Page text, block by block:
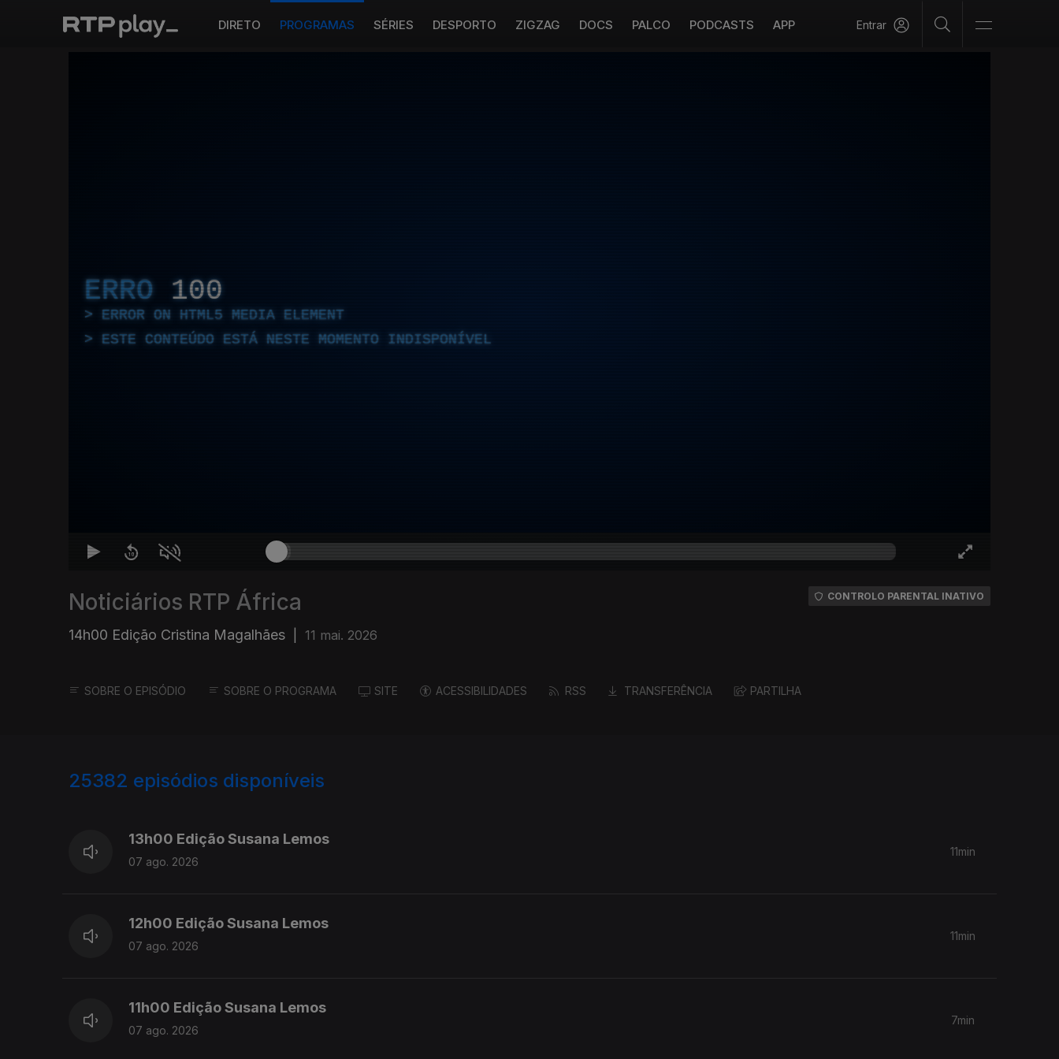
DIRETO PROGRAMAS SÉRIES DESPORTO ZIGZAG DOCS PALCO PODCASTS APP Entrar
ERRO 100
ERROR ON HTML5 MEDIA ELEMENT
ESTE CONTEÚDO ESTÁ NESTE MOMENTO INDISPONÍVEL
Noticiários RTP África
14h00 Edição Cristina Magalhães 11 mai. 2026
CONTROLO PARENTAL INATIVO
SOBRE O EPISÓDIO SOBRE O PROGRAMA SITE ACESSIBILIDADES RSS TRANSFERÊNCIA PARTILHA
25382 episódios disponíveis
13h00 Edição Susana Lemos
07 ago. 2026
11min
12h00 Edição Susana Lemos
07 ago. 2026
11min
11h00 Edição Susana Lemos
07 ago. 2026
7min